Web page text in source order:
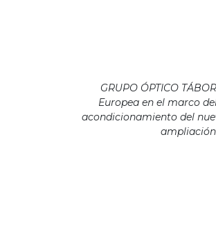
GRUPO ÓPTICO
Europea en el marco
acondicionamiento del